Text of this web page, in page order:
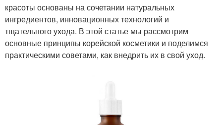
красоты основаны на сочетании натуральных
ингредиентов, инновационных технологий и
тщательного ухода. В этой статье мы рассмотрим
основные принципы корейской косметики и поделимся
практическими советами, как внедрить их в свой уход.